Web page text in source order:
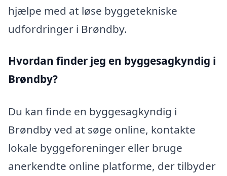
hjælpe med at løse byggetekniske
udfordringer i Brøndby.
Hvordan finder jeg en byggesagkyndig i
Brøndby?
Du kan finde en byggesagkyndig i
Brøndby ved at søge online, kontakte
lokale byggeforeninger eller bruge
anerkendte online platforme, der tilbyder